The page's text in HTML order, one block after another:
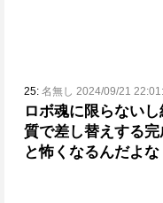
25: 名無し 2024/09/21
ロボ魂に限らない
質で差し替えする
と怖くなるんだよな